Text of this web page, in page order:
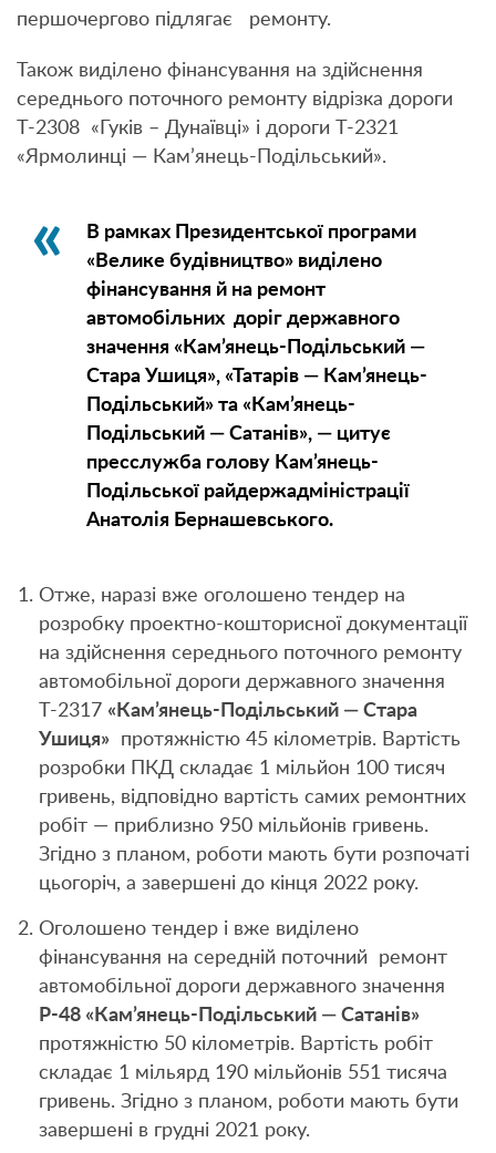
першочергово підлягає ремонту.
Також виділено фінансування на здійснення
середнього поточного ремонту відрізка дороги
Т-2308 «Гуків – Дунаївці» і дороги Т-2321
«Ярмолинці — Кам’янець-Подільський».
В рамках Президентської програми
«Велике будівництво» виділено
фінансування й на ремонт
автомобільних доріг державного
значення «Кам’янець-Подільський —
Стара Ушиця», «Татарів — Кам’янець-
Подільський» та «Кам’янець-
Подільський — Сатанів», — цитує
пресслужба голову Кам’янець-
Подільської райдержадміністрації
Анатолія Бернашевського.
Отже, наразі вже оголошено тендер на
розробку проектно-кошторисної документації
на здійснення середнього поточного ремонту
автомобільної дороги державного значення
Т-2317 «Кам’янець-Подільський — Стара
Ушиця» протяжністю 45 кілометрів. Вартість
розробки ПКД складає 1 мільйон 100 тисяч
гривень, відповідно вартість самих ремонтних
робіт — приблизно 950 мільйонів гривень.
Згідно з планом, роботи мають бути розпочаті
цьогоріч, а завершені до кінця 2022 року.
Оголошено тендер і вже виділено
фінансування на середній поточний ремонт
автомобільної дороги державного значення
Р-48 «Кам’янець-Подільський — Сатанів»
протяжністю 50 кілометрів. Вартість робіт
складає 1 мільярд 190 мільйонів 551 тисяча
гривень. Згідно з планом, роботи мають бути
завершені в грудні 2021 року.